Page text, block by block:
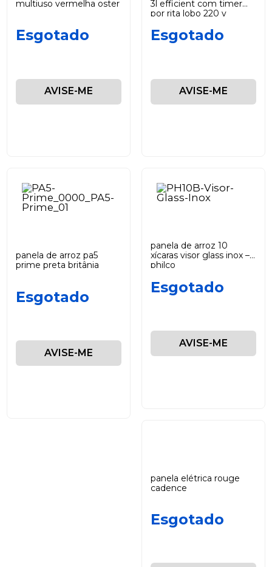
multiuso vermelha oster
Esgotado
AVISE-ME
3l efficient com timer
por rita lobo 220 v
Esgotado
AVISE-ME
panela de arroz pa5
prime preta britânia
Esgotado
AVISE-ME
panela de arroz 10
xícaras visor glass inox –
philco
Esgotado
AVISE-ME
panela elétrica rouge
cadence
Esgotado